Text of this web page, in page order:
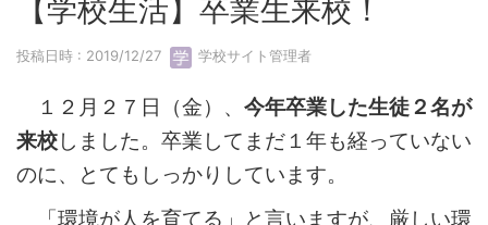
【学校生活】卒業生来校！
投稿日時 : 2019/12/27 学校サイト管理者
１２月２７日（金）、 今年卒業した生徒２名が
来校しました。卒業してまだ１年も経っていない
のに、とてもしっかりしています。
「環境が人を育てる」と言いますが、厳しい環